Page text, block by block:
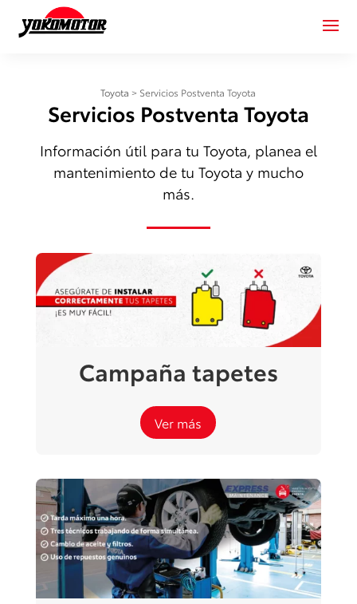
Toyota > Servicios Postventa Toyota
Servicios Postventa Toyota
Información útil para tu Toyota, planea el
mantenimiento de tu Toyota y mucho
más.
Campaña tapetes
Ver más